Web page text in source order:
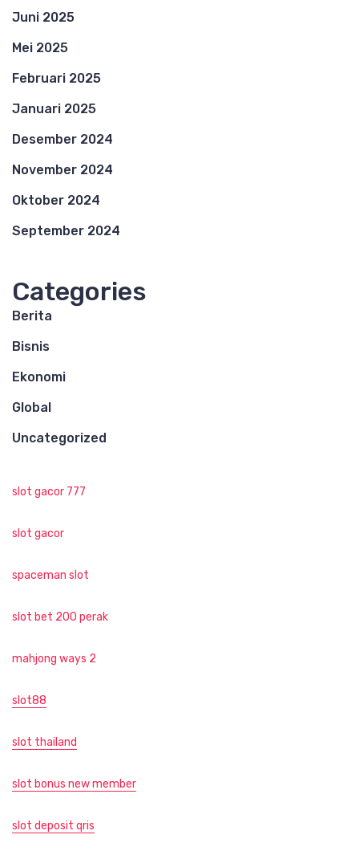
Juni 2025
Mei 2025
Februari 2025
Januari 2025
Desember 2024
November 2024
Oktober 2024
September 2024
Categories
Berita
Bisnis
Ekonomi
Global
Uncategorized
slot gacor 777
slot gacor
spaceman slot
slot bet 200 perak
mahjong ways 2
slot88
slot thailand
slot bonus new member
slot deposit qris